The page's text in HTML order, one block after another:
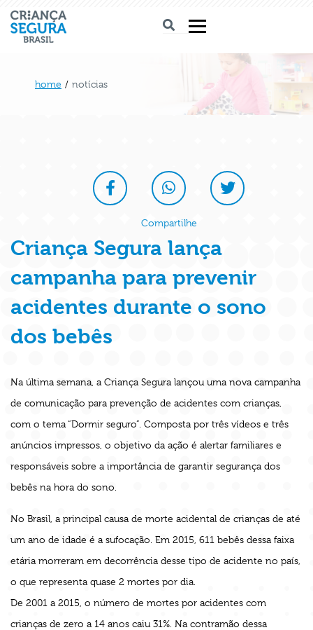
home / notícias
Compartilhe
Criança Segura lança
campanha para prevenir
acidentes durante o sono
dos bebês
Na última semana, a Criança Segura lançou uma nova campanha
de comunicação para prevenção de acidentes com crianças,
com o tema “Dormir seguro”. Composta por três vídeos e três
anúncios impressos, o objetivo da ação é alertar familiares e
responsáveis sobre a importância de garantir segurança dos
bebês na hora do sono.
No Brasil, a principal causa de morte acidental de crianças de até
um ano de idade é a sufocação. Em 2015, 611 bebês dessa faixa
etária morreram em decorrência desse tipo de acidente no país,
o que representa quase 2 mortes por dia.
De 2001 a 2015, o número de mortes por acidentes com
crianças de zero a 14 anos caiu 31%. Na contramão dessa